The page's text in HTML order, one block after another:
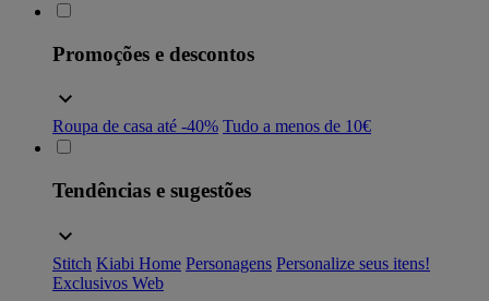
Promoções e descontos
Roupa de casa até -40% Tudo a menos de 10€
Tendências e sugestões
Stitch Kiabi Home Personagens Personalize seus itens!
Exclusivos Web